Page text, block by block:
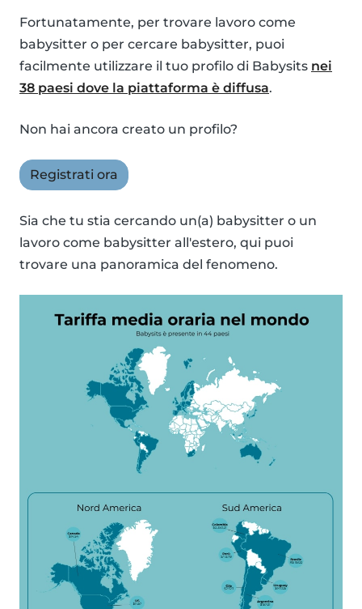
Fortunatamente, per trovare lavoro come
babysitter o per cercare babysitter, puoi
facilmente utilizzare il tuo profilo di Babysits nei
38 paesi dove la piattaforma è diffusa.
Non hai ancora creato un profilo?
Registrati ora
Sia che tu stia cercando un(a) babysitter o un
lavoro come babysitter all'estero, qui puoi
trovare una panoramica del fenomeno.